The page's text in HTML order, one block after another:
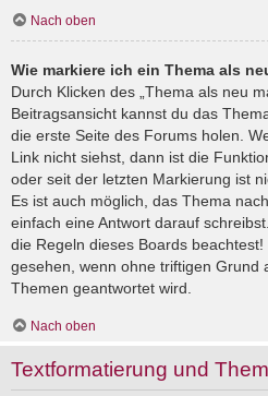
Nach oben
Wie markiere ich ein Thema als
Durch Klicken des „Thema als neu
Beitragsansicht kannst du das
die erste Seite des Forums holen.
Link nicht siehst, dann ist die
oder seit der letzten Markierung ist
Es ist auch möglich, das Thema
einfach eine Antwort darauf
die Regeln dieses Boards
gesehen, wenn ohne triftigen Grund
Themen geantwortet wird.
Nach oben
Textformatierung und